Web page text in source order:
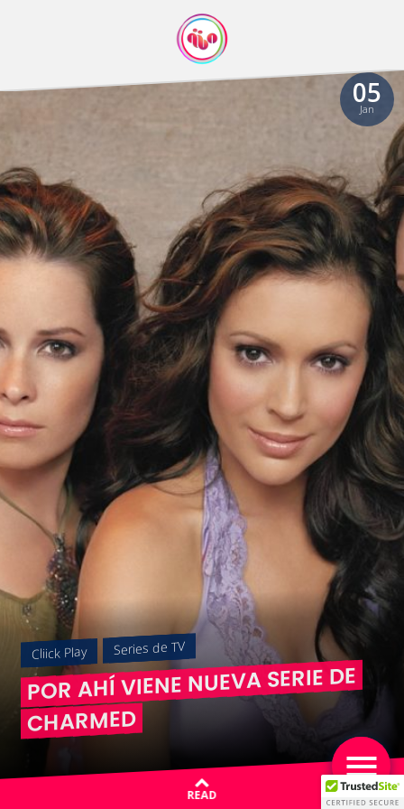
05
Jan
Cliick Play Series de TV
POR AHÍ VIENE NUEVA SERIE DE
CHARMED
READ